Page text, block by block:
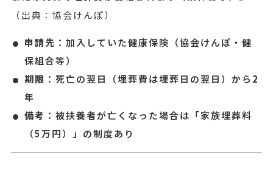
（出典：協会けんぽ）
申請先：加入していた健康保険（協会けんぽ・健
保組合等）
期限：死亡の翌日（埋葬費は埋葬日の翌日）から 2
年
備考：被扶養者が亡くなった場合は「家族埋葬料
（5万円）」の制度あり